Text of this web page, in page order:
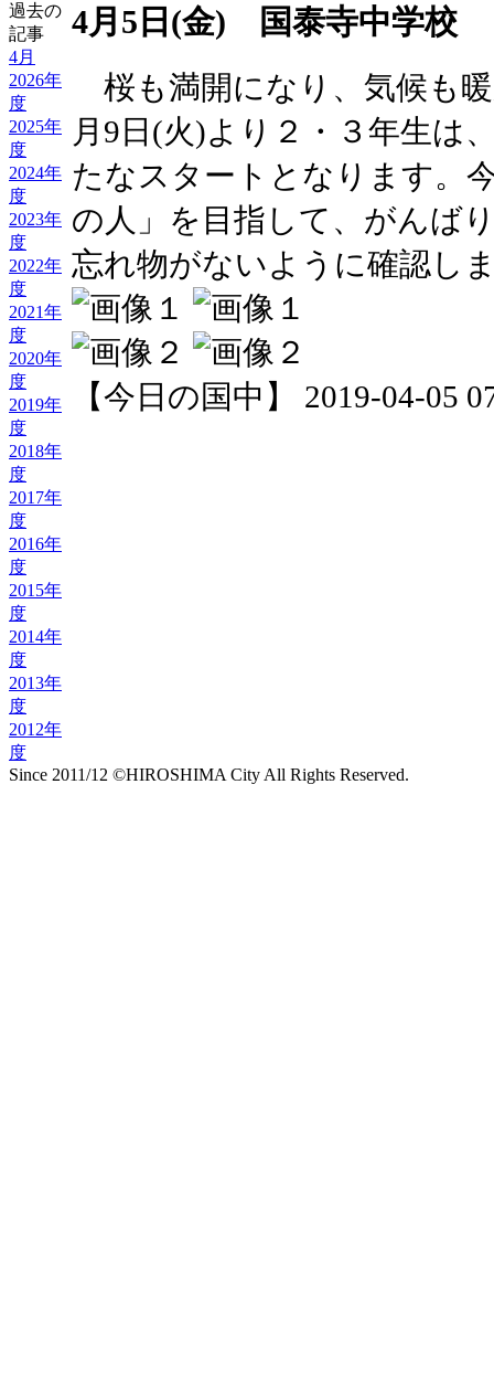
過去の
記事
4月
2026年
度
2025年
度
2024年
度
2023年
度
2022年
度
2021年
度
2020年
度
2019年
度
2018年
度
2017年
度
2016年
度
2015年
度
2014年
度
2013年
度
2012年
度
4月5日(金) 国泰寺中学校
桜も満開になり、気候も
月9日(火)より２・３年生は
たなスタートとなります。
の人」を目指して、がんば
忘れ物がないように確認し
【今日の国中】 2019-04-05
Since 2011/12 ©HIROSHIMA City All Rights Reserved.